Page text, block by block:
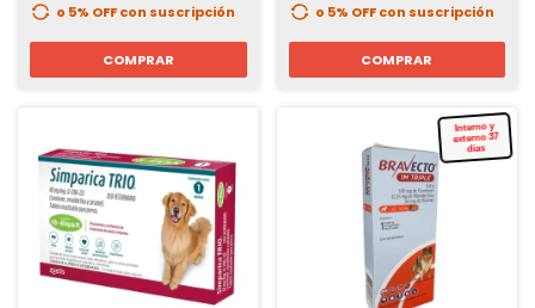
o 5% OFFcon suscripción
COMPRAR
o 5% OFFcon suscripción
COMPRAR
Interno y
externo 37
dias